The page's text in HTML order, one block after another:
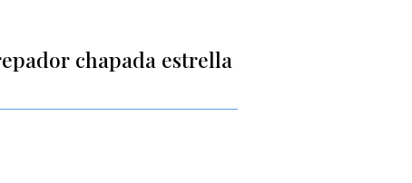
chapada estrella